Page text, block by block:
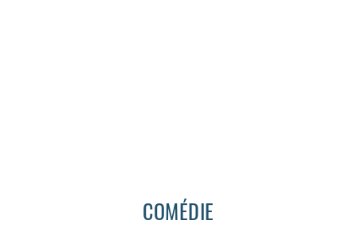
COMÉDIE